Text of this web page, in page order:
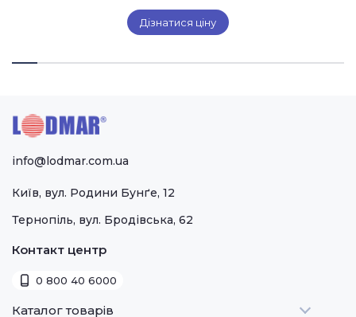
Дізнатися ціну
info@lodmar.com.ua
Київ, вул. Родини Бунґе, 12
Тернопіль, вул. Бродівська, 62
Контакт центр
0 800 40 6000
Каталог товарів